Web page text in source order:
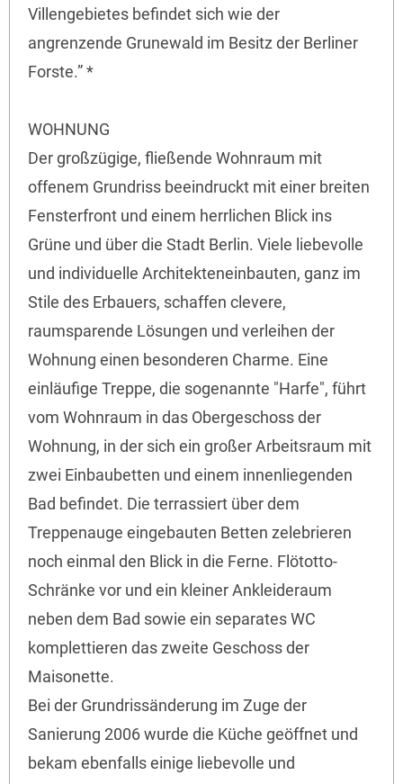
Villengebietes befindet sich wie der
angrenzende Grunewald im Besitz der Berliner
Forste.” *
WOHNUNG
Der großzügige, fließende Wohnraum mit
offenem Grundriss beeindruckt mit einer breiten
Fensterfront und einem herrlichen Blick ins
Grüne und über die Stadt Berlin. Viele liebevolle
und individuelle Architekteneinbauten, ganz im
Stile des Erbauers, schaffen clevere,
raumsparende Lösungen und verleihen der
Wohnung einen besonderen Charme. Eine
einläufige Treppe, die sogenannte "Harfe", führt
vom Wohnraum in das Obergeschoss der
Wohnung, in der sich ein großer Arbeitsraum mit
zwei Einbaubetten und einem innenliegenden
Bad befindet. Die terrassiert über dem
Treppenauge eingebauten Betten zelebrieren
noch einmal den Blick in die Ferne. Flötotto-
Schränke vor und ein kleiner Ankleideraum
neben dem Bad sowie ein separates WC
komplettieren das zweite Geschoss der
Maisonette.
Bei der Grundrissänderung im Zuge der
Sanierung 2006 wurde die Küche geöffnet und
bekam ebenfalls einige liebevolle und